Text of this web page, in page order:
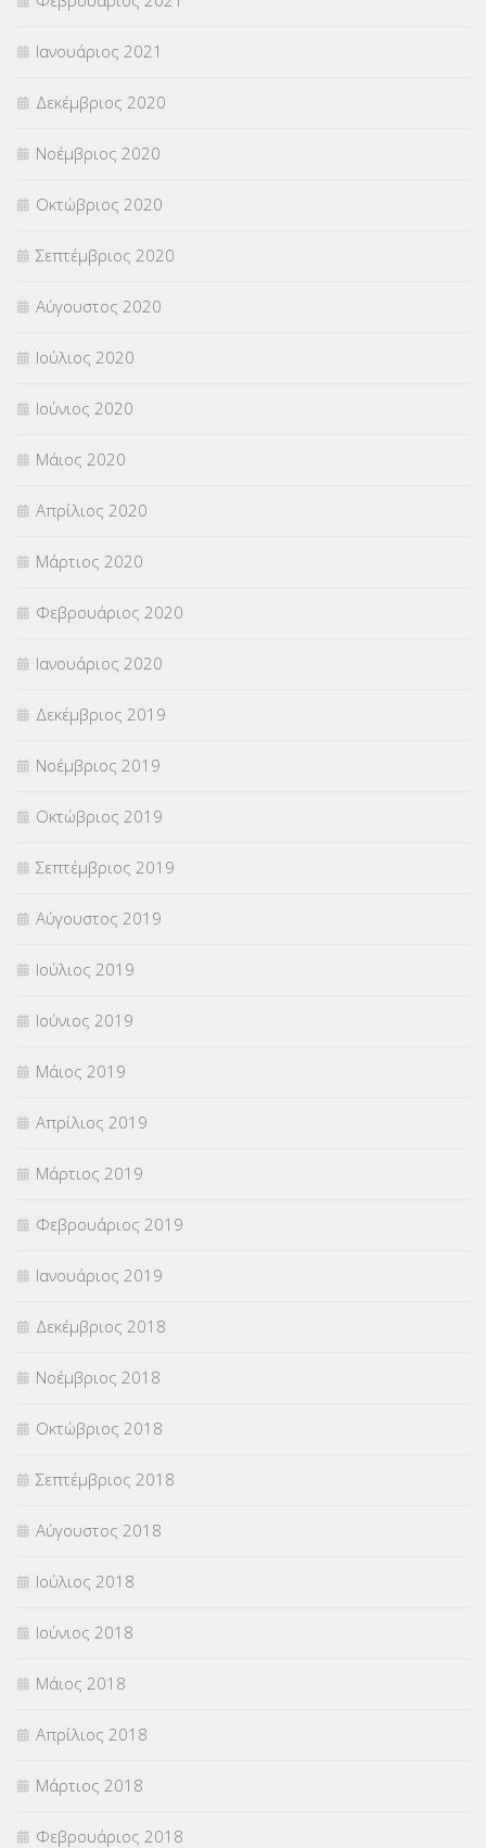
Ιανουάριος 2021
Δεκέμβριος 2020
Νοέμβριος 2020
Οκτώβριος 2020
Σεπτέμβριος 2020
Αύγουστος 2020
Ιούλιος 2020
Ιούνιος 2020
Μάιος 2020
Απρίλιος 2020
Μάρτιος 2020
Φεβρουάριος 2020
Ιανουάριος 2020
Δεκέμβριος 2019
Νοέμβριος 2019
Οκτώβριος 2019
Σεπτέμβριος 2019
Αύγουστος 2019
Ιούλιος 2019
Ιούνιος 2019
Μάιος 2019
Απρίλιος 2019
Μάρτιος 2019
Φεβρουάριος 2019
Ιανουάριος 2019
Δεκέμβριος 2018
Νοέμβριος 2018
Οκτώβριος 2018
Σεπτέμβριος 2018
Αύγουστος 2018
Ιούλιος 2018
Ιούνιος 2018
Μάιος 2018
Απρίλιος 2018
Μάρτιος 2018
Φεβρουάριος 2018